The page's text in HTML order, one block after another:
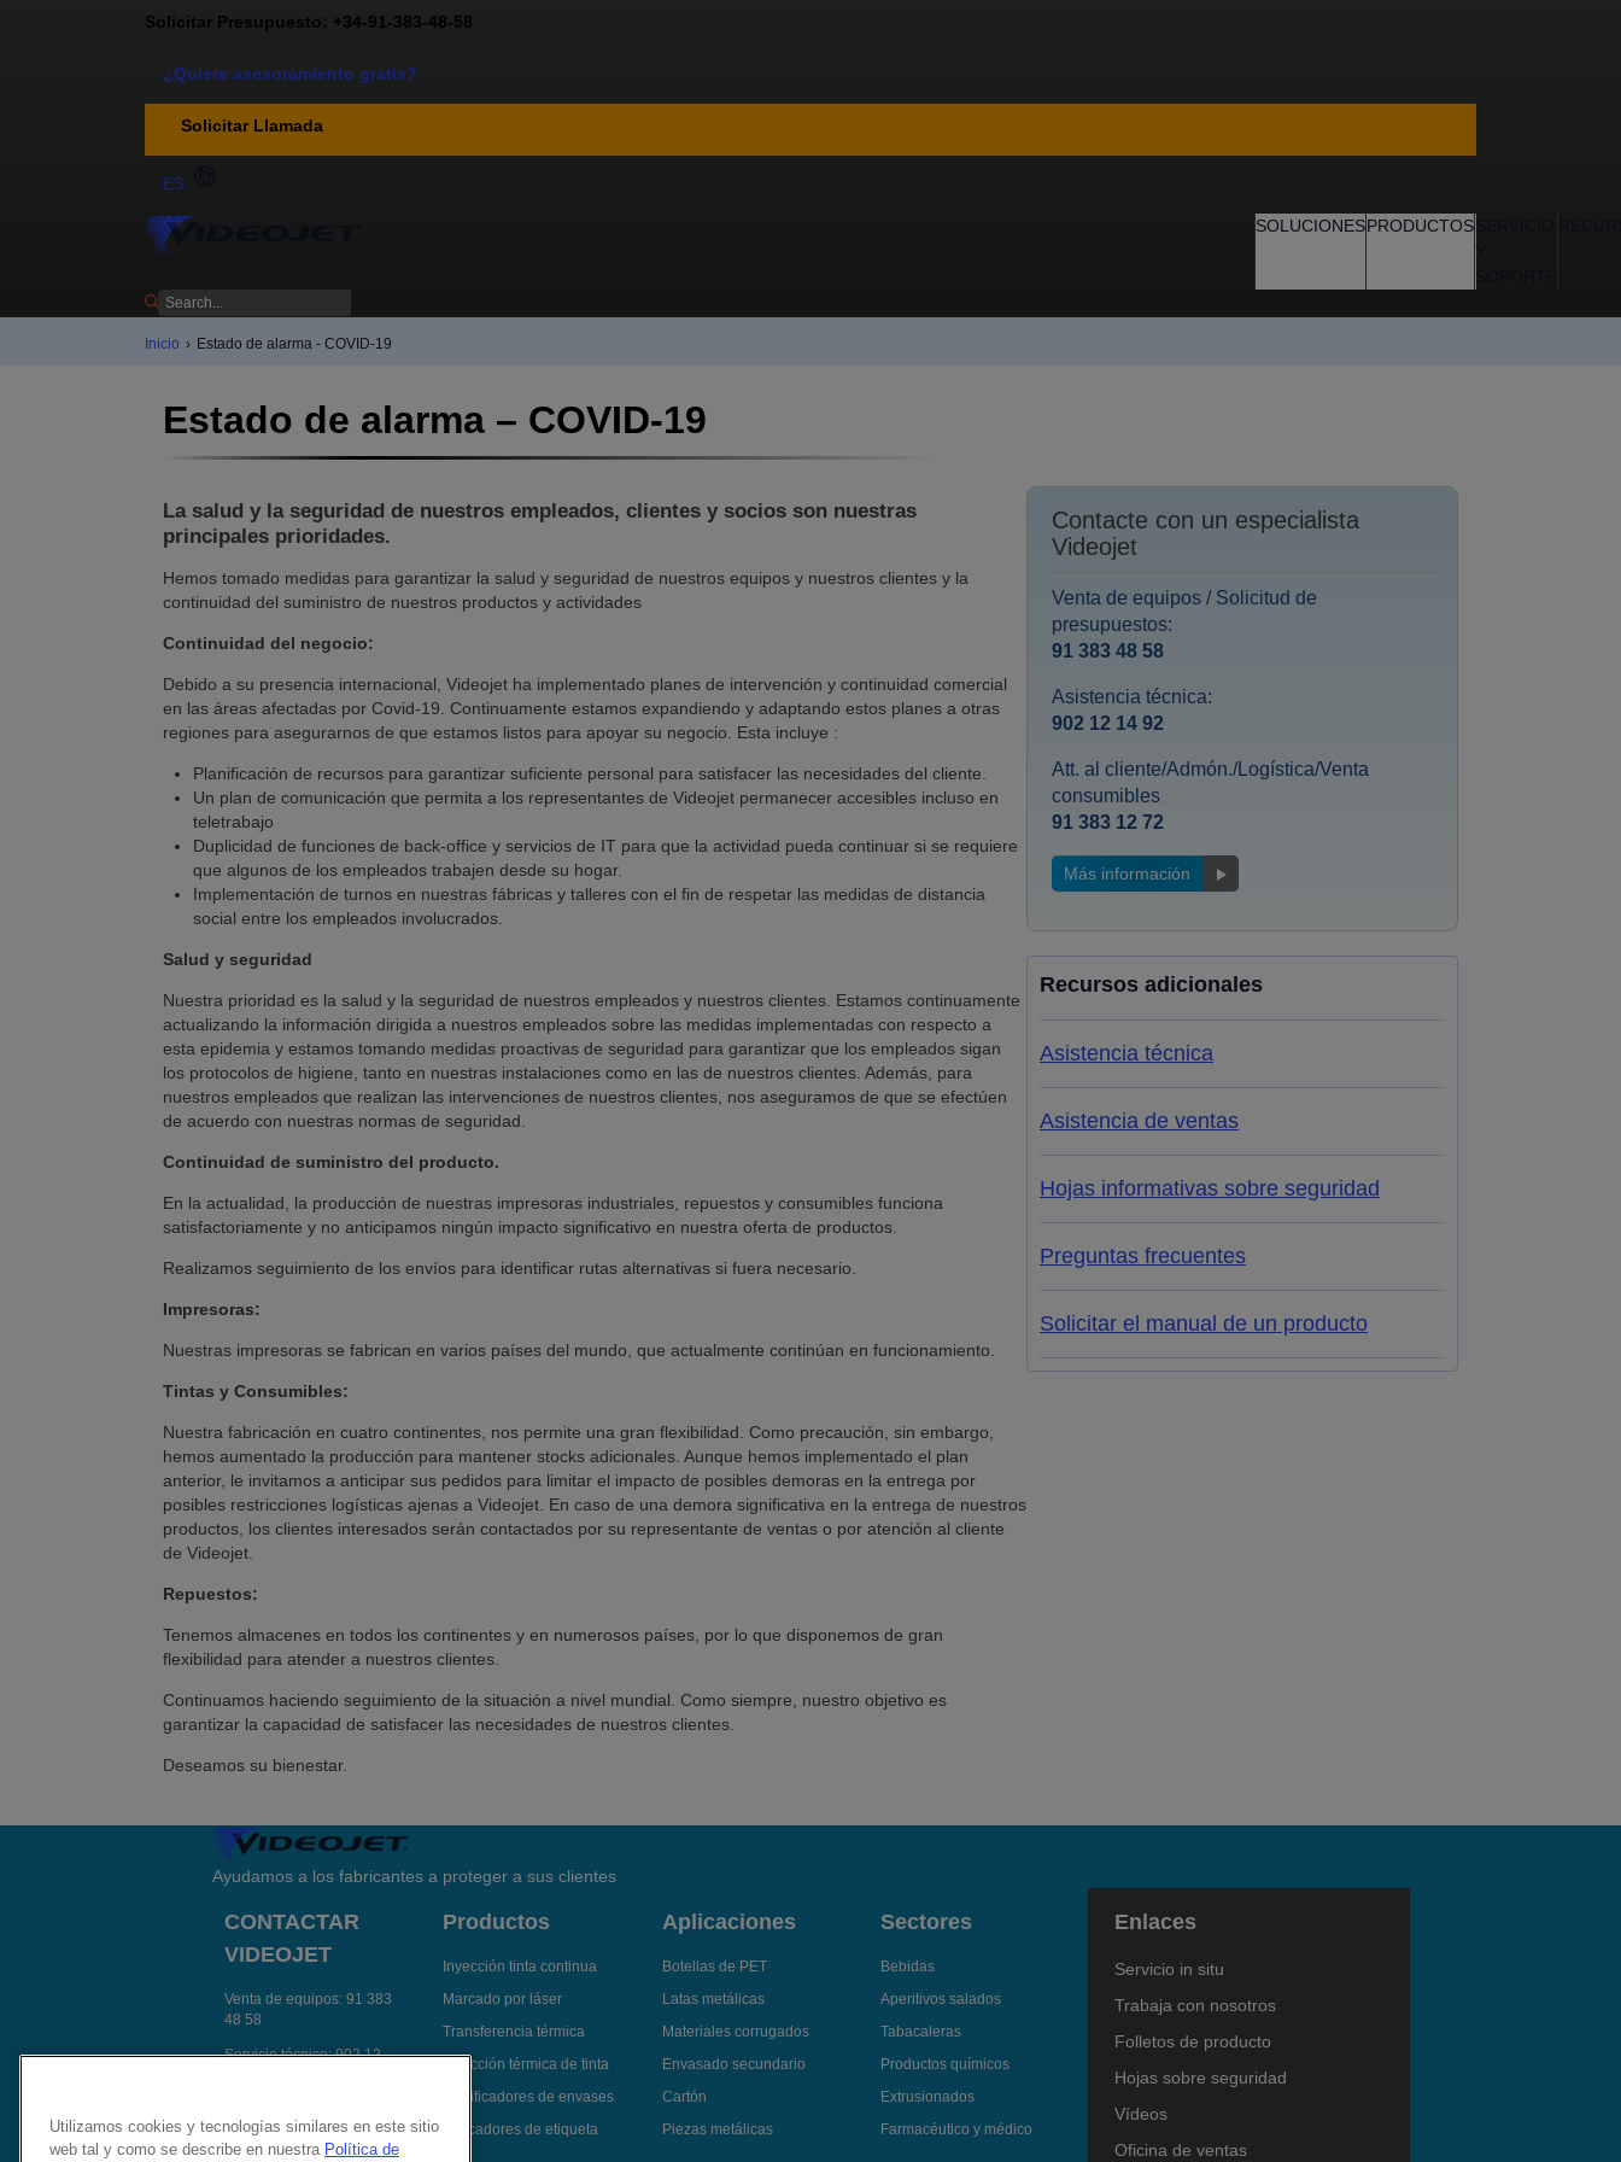
Solicitar Presupuesto: +34-91-383-48-58
¿Quiere asesoramiento gratis?
Solicitar Llamada
ES
SOLUCIONESPRODUCTOS
Y
Inicio › Estado de alarma - COVID-19
Estado de alarma – COVID-19
La salud y la seguridad de nuestros empleados, clientes y socios son nuestras
principales prioridades.
Hemos tomado medidas para garantizar la salud y seguridad de nuestros equipos y nuestros clientes y la
continuidad del suministro de nuestros productos y actividades
Continuidad del negocio:
Debido a su presencia internacional, Videojet ha implementado planes de intervención y continuidad comercial
en las áreas afectadas por Covid-19. Continuamente estamos expandiendo y adaptando estos planes a otras
regiones para asegurarnos de que estamos listos para apoyar su negocio. Esta incluye :
Planificación de recursos para garantizar suficiente personal para satisfacer las necesidades del cliente.
Un plan de comunicación que permita a los representantes de Videojet permanecer accesibles incluso en
teletrabajo
Duplicidad de funciones de back-office y servicios de IT para que la actividad pueda continuar si se requiere
que algunos de los empleados trabajen desde su hogar.
Implementación de turnos en nuestras fábricas y talleres con el fin de respetar las medidas de distancia
social entre los empleados involucrados.
Salud y seguridad
Nuestra prioridad es la salud y la seguridad de nuestros empleados y nuestros clientes. Estamos continuamente
actualizando la información dirigida a nuestros empleados sobre las medidas implementadas con respecto a
esta epidemia y estamos tomando medidas proactivas de seguridad para garantizar que los empleados sigan
los protocolos de higiene, tanto en nuestras instalaciones como en las de nuestros clientes. Además, para
nuestros empleados que realizan las intervenciones de nuestros clientes, nos aseguramos de que se efectúen
de acuerdo con nuestras normas de seguridad.
Continuidad de suministro del producto.
En la actualidad, la producción de nuestras impresoras industriales, repuestos y consumibles funciona
satisfactoriamente y no anticipamos ningún impacto significativo en nuestra oferta de productos.
Realizamos seguimiento de los envíos para identificar rutas alternativas si fuera necesario.
Impresoras:
Nuestras impresoras se fabrican en varios países del mundo, que actualmente continúan en funcionamiento.
Tintas y Consumibles:
Nuestra fabricación en cuatro continentes, nos permite una gran flexibilidad. Como precaución, sin embargo,
hemos aumentado la producción para mantener stocks adicionales. Aunque hemos implementado el plan
anterior, le invitamos a anticipar sus pedidos para limitar el impacto de posibles demoras en la entrega por
posibles restricciones logísticas ajenas a Videojet. En caso de una demora significativa en la entrega de nuestros
productos, los clientes interesados ​​serán contactados por su representante de ventas o por atención al cliente
de Videojet.
Repuestos:
Tenemos almacenes en todos los continentes y en numerosos países, por lo que disponemos de gran
flexibilidad para atender a nuestros clientes.
Continuamos haciendo seguimiento de la situación a nivel mundial. Como siempre, nuestro objetivo es
garantizar la capacidad de satisfacer las necesidades de nuestros clientes.
Deseamos su bienestar.
Contacte con un especialista
Videojet
Venta de equipos / Solicitud de
presupuestos:
91 383 48 58
Asistencia técnica:
902 12 14 92
Att. al cliente/Admón./Logística/Venta
consumibles
91 383 12 72
Más información
Recursos adicionales
Asistencia técnica
Asistencia de ventas
Hojas informativas sobre seguridad
Preguntas frecuentes
Solicitar el manual de un producto
Ayudamos a los fabricantes a proteger a sus clientes
CONTACTAR
VIDEOJET
Venta de equipos: 91 383
48 58
Servicio técnico:902 12
mail
Productos
Inyección tinta continua
Marcado por láser
Transferencia térmica
Inyección térmica de tinta
Codificadores de envases
Aplicadores de etiqueta
Aplicaciones
Botellas de PET
Latas metálicas
Materiales corrugados
Envasado secundario
Cartón
Piezas metálicas
Sectores
Bebidas
Aperitivos salados
Tabacaleras
Productos químicos
Extrusionados
Farmacéutico y médico
Enlaces
Servicio in situ
Trabaja con nosotros
Folletos de producto
Hojas sobre seguridad
Vídeos
Oficina de ventas
Utilizamos cookies y tecnologías similares en este sitio
web tal y como se describe en nuestra Política de